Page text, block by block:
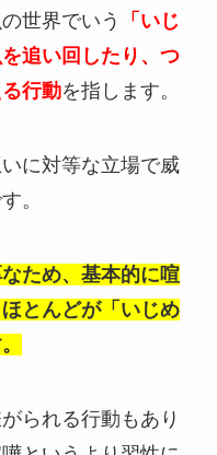
世界でいう
「いじ
追い回したり、つ
行動を指します。
に対等な立場で威
。
ため、基本的に喧
とんどが「いじめ
られる行動もあり